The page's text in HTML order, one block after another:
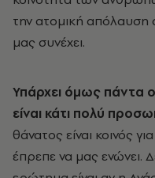
την ατομική απόλαυση
μας συνέχει.
Υπάρχει όμως πάντα
είναι κάτι πολύ
θάνατος είναι κοινός
έπρεπε να μας ενώνει.